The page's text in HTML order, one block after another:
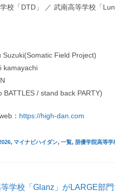
校「DTD」 ／ 武南高等学校「
Suzuki(Somatic Field Project)
kamayachi
BATTLES / stand back PARTY)
： https://high-dan.com
, マイナビハイダン, 一覧, 朋優学院高等学
学校「Glanz」がLARGE部